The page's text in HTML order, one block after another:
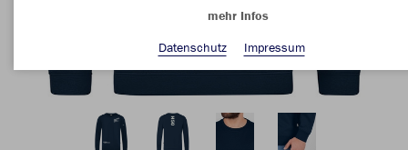
mehr Infos
Datenschutz
Impressum